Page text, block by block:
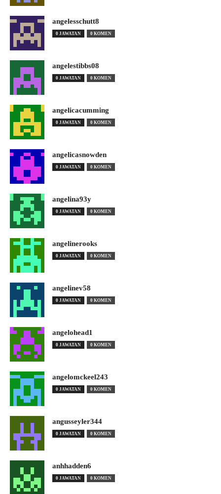
angelesschutt8
0 JAWATAN 0 KOMEN
angelestibbs08
0 JAWATAN 0 KOMEN
angelicacumming
0 JAWATAN 0 KOMEN
angelicasnowden
0 JAWATAN 0 KOMEN
angelina93y
0 JAWATAN 0 KOMEN
angelinerooks
0 JAWATAN 0 KOMEN
angelinev58
0 JAWATAN 0 KOMEN
angelohead1
0 JAWATAN 0 KOMEN
angelomckeel243
0 JAWATAN 0 KOMEN
angusseyler344
0 JAWATAN 0 KOMEN
anhhadden6
0 JAWATAN 0 KOMEN